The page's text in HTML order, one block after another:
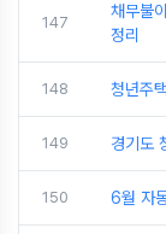
147
채무불
정리
148 청년주
149 경기도
150 6월 자